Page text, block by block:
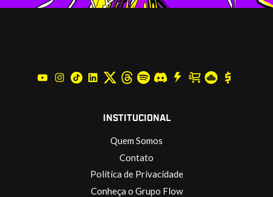
INSTITUCIONAL
Quem Somos
Contato
Política de Privacidade
Conheça o Grupo Flow